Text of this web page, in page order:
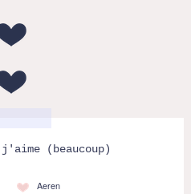
(beaucoup)
Aeren